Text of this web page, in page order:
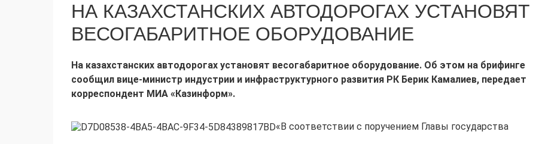
НА КАЗАХСТАНСКИХ АВТОДОРОГАХ УСТАНОВЯТ
ВЕСОГАБАРИТНОЕ ОБОРУДОВАНИЕ
На казахстанских автодорогах установят весогабаритное оборудование. Об этом на брифинге
сообщил вице-министр индустрии и инфраструктурного развития РК Берик Камалиев, передает
корреспондент МИА «Казинформ».
«В соответствии с поручением Главы государства